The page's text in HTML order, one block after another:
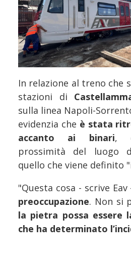
In relazione al treno che
stazioni di
sulla linea Napoli-
evidenzia che è stata
accanto ai binari,
prossimità del luogo
quello che viene definito
"Questa cosa - scrive Eav
preoccupazione. Non si
la pietra possa essere
che ha determinato